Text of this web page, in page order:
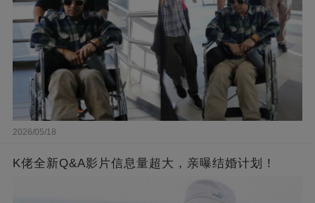
2026/05/18
K佬全新Q&A影片信息量超大，亲曝结婚计划！